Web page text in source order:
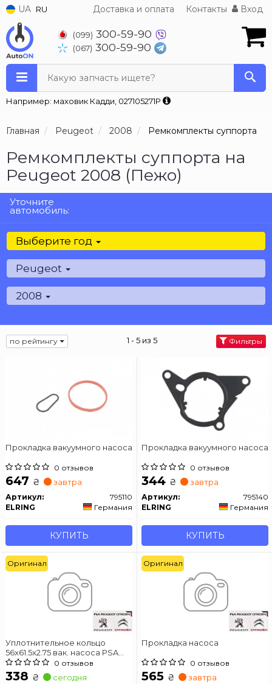
UA RU Доставка и оплата Контакты Вход
(099) 300-59-90
(067) 300-59-90
Какую запчасть ищете?
Например: маховик Кадди, 027105271P
Главная Peugeot 2008 Ремкомплекты суппорта
Ремкомплекты суппорта на
Peugeot 2008 (Пежо)
Уточните
автомобиль:
Выберите год
Peugeot
2008
по рейтингу 1 - 5 из 5 Фильтры
Прокладка вакуумного насоса
0 отзывов
647 ₴ завтра
Артикул:
795110
ELRING
Германия
КУПИТЬ
Прокладка вакуумного насоса
0 отзывов
344 ₴ завтра
Артикул:
795140
ELRING
Германия
КУПИТЬ
Уплотнительное кольцо
56x61.5x2.75 вак. насоса PSA
EP3/EP6
0 отзывов
338 ₴ сегодня
Оригинал
Прокладка насоса
0 отзывов
565 ₴ завтра
Оригинал